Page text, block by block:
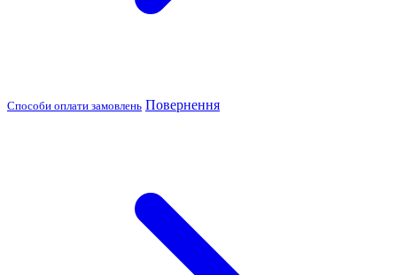
Способи оплати замовлень Повернення